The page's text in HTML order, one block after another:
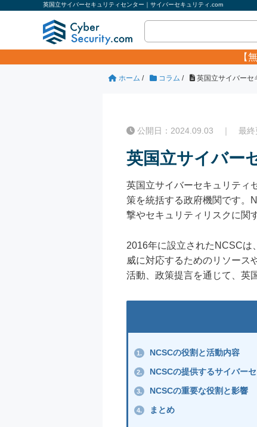
英国立サイバーセキュリティセンター｜サイバーセキュリティ.com
【
ホーム / コラム / 英国立サイバーセ
公開日：2024.09.03 ｜ 最終
英国立サイバー
英国立サイバーセキュリティ
策を統括する政府機関です。
撃やセキュリティリスクに関
2016年に設立されたNCSCは
威に対応するためのリソース
活動、政策提言を通じて、英
1. NCSCの役割と活動内容
2. NCSCの提供するサイバー
3. NCSCの重要な役割と影響
4. まとめ